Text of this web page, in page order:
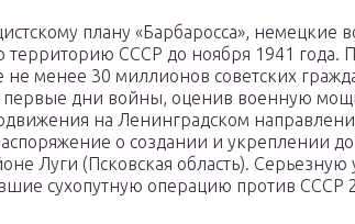
плану «Барбаросса», немецкие
территорию СССР до ноября 1941 года.
не менее 30 миллионов советских
первые дни войны, оценив военную
на Ленинградском
о создании и укреплении
Луги (Псковская область).
сухопутную операцию против СССР